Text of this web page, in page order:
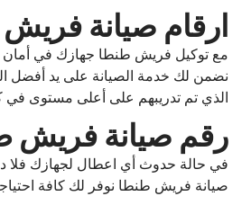
ارقام صيانة
مع توكيل فريش طنطا جهازك في أمان
نضمن لك خدمة الصيانة على يد أفضل
الذي تم تدريبهم على أعلى مستوى في
رقم صيانة فريش
في حالة حدوث أي اعطال لجهازك فلا
صيانة فريش طنطا نوفر لك كافة